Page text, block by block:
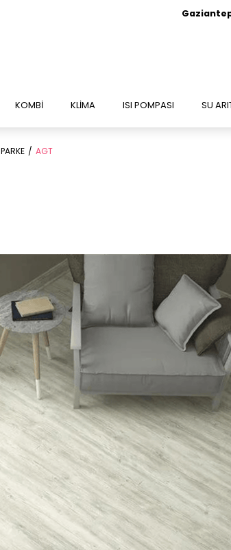
KOMBİ KLİMA ISI POMPASI SU
PARKE AGT